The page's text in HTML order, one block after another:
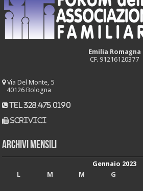
Emilia Romagna
CF. 91216120377
Via Del Monte, 5
40126 Bologna
tel 328.475.0190
scrivici
Archivi mensili
Gennaio 2023
L
M M G